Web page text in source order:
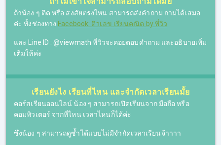
ถ้าน้อง ๆ ติด หรือ สงสัยตรงไหน สามารถส่งคำถาม ถามได้เสมอ
ค่ะ ทั้งช่องทาง Facebook: ติวเลข เรียนคณิต by พี่วิว
และ Line ID : @viewmath พี่วิวจะคอยตอบคำถาม และอธิบายเพิ่ม
เติมให้ค่ะ
เรียนยังไง เรียนที่ไหน และจำกัดเวลาเรียนมั้ย
คอร์สเรียนออนไลน์ น้อง ๆ สามารถเปิดเรียนจาก มือถือ หรือ
คอมพิวเตอร์ จากที่ไหน เวลาไหนก็ได้ค่ะ
ซึ่งน้อง ๆ สามารถดูซ้ำได้แบบไม่มีจำกัดเวลาเรียนจ้าาาา